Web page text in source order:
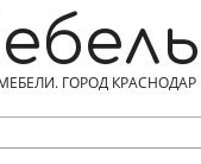
ГОРОД КРАСНОДАР